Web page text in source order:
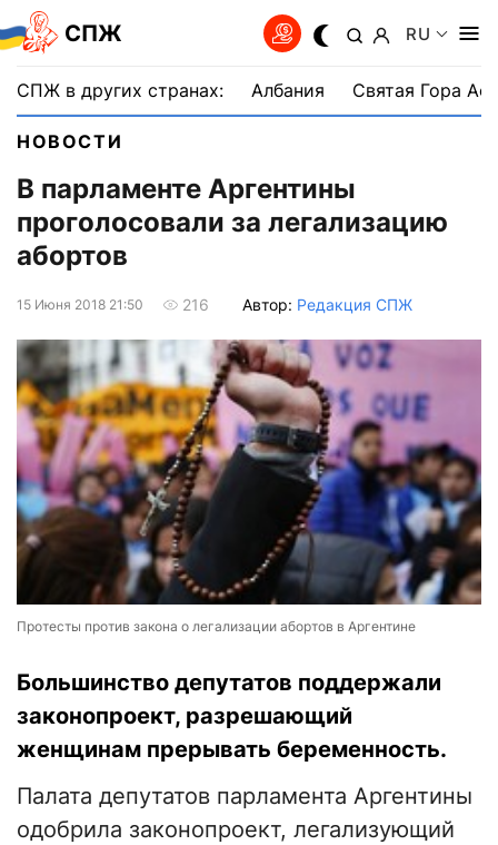
СПЖ RU
СПЖ в других странах: Албания Святая Гора
НОВОСТИ
В парламенте Аргентины
проголосовали за легализацию
абортов
15 Июня 2018 21:50 216 Автор: Редакция СПЖ
Протесты против закона о легализации абортов в Аргентине
Большинство депутатов поддержали
законопроект, разрешающий
женщинам прерывать беременность.
Палата депутатов парламента Аргентины
одобрила законопроект, легализующий